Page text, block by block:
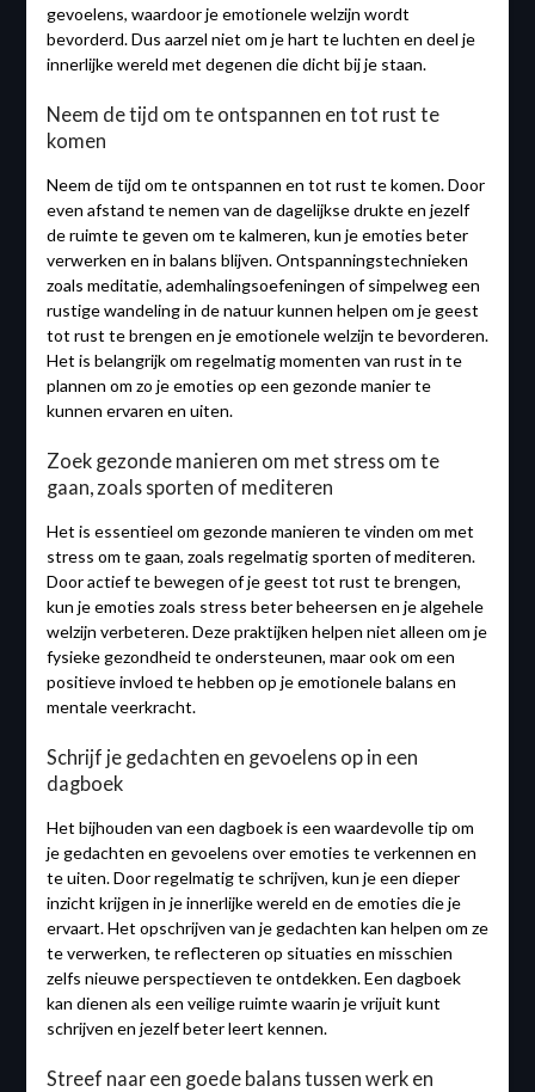
gevoelens, waardoor je emotionele welzijn wordt
bevorderd. Dus aarzel niet om je hart te luchten en deel je
innerlijke wereld met degenen die dicht bij je staan.
Neem de tijd om te ontspannen en tot rust te
komen
Neem de tijd om te ontspannen en tot rust te komen. Door
even afstand te nemen van de dagelijkse drukte en jezelf
de ruimte te geven om te kalmeren, kun je emoties beter
verwerken en in balans blijven. Ontspanningstechnieken
zoals meditatie, ademhalingsoefeningen of simpelweg een
rustige wandeling in de natuur kunnen helpen om je geest
tot rust te brengen en je emotionele welzijn te bevorderen.
Het is belangrijk om regelmatig momenten van rust in te
plannen om zo je emoties op een gezonde manier te
kunnen ervaren en uiten.
Zoek gezonde manieren om met stress om te
gaan, zoals sporten of mediteren
Het is essentieel om gezonde manieren te vinden om met
stress om te gaan, zoals regelmatig sporten of mediteren.
Door actief te bewegen of je geest tot rust te brengen,
kun je emoties zoals stress beter beheersen en je algehele
welzijn verbeteren. Deze praktijken helpen niet alleen om je
fysieke gezondheid te ondersteunen, maar ook om een
positieve invloed te hebben op je emotionele balans en
mentale veerkracht.
Schrijf je gedachten en gevoelens op in een
dagboek
Het bijhouden van een dagboek is een waardevolle tip om
je gedachten en gevoelens over emoties te verkennen en
te uiten. Door regelmatig te schrijven, kun je een dieper
inzicht krijgen in je innerlijke wereld en de emoties die je
ervaart. Het opschrijven van je gedachten kan helpen om ze
te verwerken, te reflecteren op situaties en misschien
zelfs nieuwe perspectieven te ontdekken. Een dagboek
kan dienen als een veilige ruimte waarin je vrijuit kunt
schrijven en jezelf beter leert kennen.
Streef naar een goede balans tussen werk en